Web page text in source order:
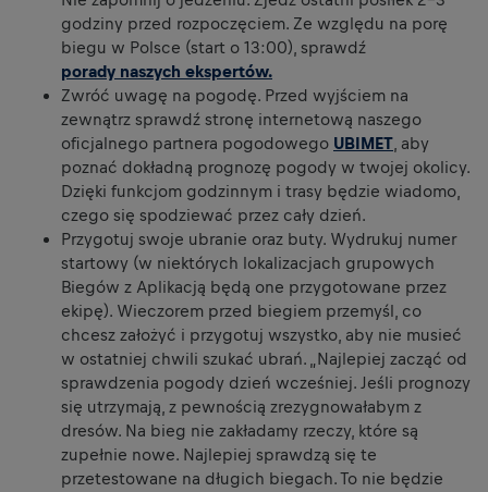
godziny przed rozpoczęciem. Ze względu na porę
biegu w Polsce (start o 13:00), sprawdź
porady naszych ekspertów.
Zwróć uwagę na pogodę. Przed wyjściem na
zewnątrz sprawdź stronę internetową naszego
oficjalnego partnera pogodowego UBIMET, aby
poznać dokładną prognozę pogody w twojej okolicy.
Dzięki funkcjom godzinnym i trasy będzie wiadomo,
czego się spodziewać przez cały dzień.
Przygotuj swoje ubranie oraz buty. Wydrukuj numer
startowy (w niektórych lokalizacjach grupowych
Biegów z Aplikacją będą one przygotowane przez
ekipę). Wieczorem przed biegiem przemyśl, co
chcesz założyć i przygotuj wszystko, aby nie musieć
w ostatniej chwili szukać ubrań. „Najlepiej zacząć od
sprawdzenia pogody dzień wcześniej. Jeśli prognozy
się utrzymają, z pewnością zrezygnowałabym z
dresów. Na bieg nie zakładamy rzeczy, które są
zupełnie nowe. Najlepiej sprawdzą się te
przetestowane na długich biegach. To nie będzie